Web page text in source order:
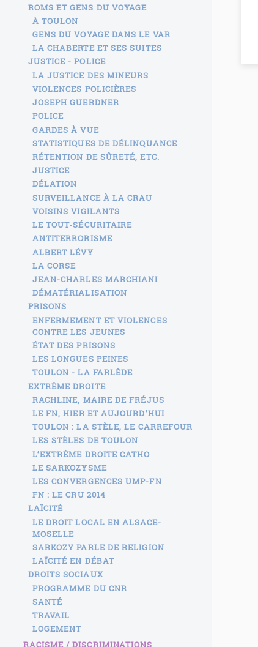
ROMS ET GENS DU VOYAGE
À TOULON
GENS DU VOYAGE DANS LE VAR
LA CHABERTE ET SES SUITES
JUSTICE - POLICE
LA JUSTICE DES MINEURS
VIOLENCES POLICIÈRES
JOSEPH GUERDNER
POLICE
GARDES À VUE
STATISTIQUES DE DÉLINQUANCE
RÉTENTION DE SÛRETÉ, ETC.
JUSTICE
DÉLATION
SURVEILLANCE À LA CRAU
VOISINS VIGILANTS
LE TOUT-SÉCURITAIRE
ANTITERRORISME
ALBERT LÉVY
LA CORSE
JEAN-CHARLES MARCHIANI
DÉMATÉRIALISATION
PRISONS
ENFERMEMENT ET VIOLENCES
CONTRE LES JEUNES
ÉTAT DES PRISONS
LES LONGUES PEINES
TOULON - LA FARLÈDE
EXTRÊME DROITE
RACHLINE, MAIRE DE FRÉJUS
LE FN, HIER ET AUJOURD’HUI
TOULON : LA STÈLE, LE CARREFOUR
LES STÈLES DE TOULON
L’EXTRÊME DROITE CATHO
LE SARKOZYSME
LES CONVERGENCES UMP-FN
FN : LE CRU 2014
LAÏCITÉ
LE DROIT LOCAL EN ALSACE-
MOSELLE
SARKOZY PARLE DE RELIGION
LAÏCITÉ EN DÉBAT
DROITS SOCIAUX
PROGRAMME DU CNR
SANTÉ
TRAVAIL
LOGEMENT
RACISME / DISCRIMINATIONS